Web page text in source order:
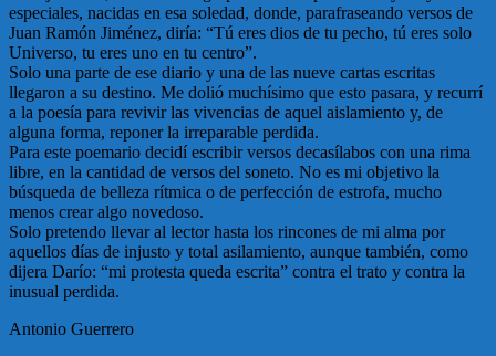
especiales, nacidas en esa soledad, donde, parafraseando versos de
Juan Ramón Jiménez, diría: “Tú eres dios de tu pecho, tú eres solo
Universo, tu eres uno en tu centro”.
Solo una parte de ese diario y una de las nueve cartas escritas
llegaron a su destino. Me dolió muchísimo que esto pasara, y recurrí
a la poesía para revivir las vivencias de aquel aislamiento y, de
alguna forma, reponer la irreparable perdida.
Para este poemario decidí escribir versos decasílabos con una rima
libre, en la cantidad de versos del soneto. No es mi objetivo la
búsqueda de belleza rítmica o de perfección de estrofa, mucho
menos crear algo novedoso.
Solo pretendo llevar al lector hasta los rincones de mi alma por
aquellos días de injusto y total asilamiento, aunque también, como
dijera Darío: “mi protesta queda escrita” contra el trato y contra la
inusual perdida.
Antonio Guerrero